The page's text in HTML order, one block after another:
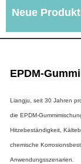
Neue
EPDM-
Liangju, seit 30 Jahren
die EPDM-
Hitzebeständigkeit,
chemische
Anwendungsszenarien.